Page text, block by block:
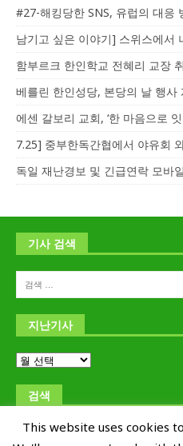
#27-해킹당한 SNS, 유럽의 대응
남기고 싶은 이야기] 스위스에서
함부르크 한인학교 전혜리 교장
베를린 한인성당, 본당의 날 행사
에센 갈보리 교회, ‘한 마음으로
7.25] 중부한독간협에서 야유회
독일 재난경보 및 긴급연락 모바
기사 검색
지난기사
검색
This website uses cookies